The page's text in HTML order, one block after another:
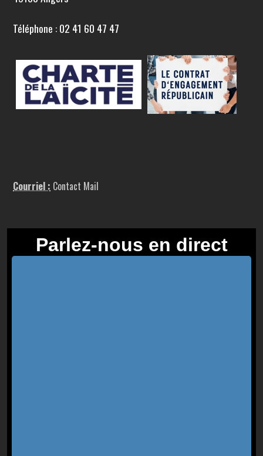
Téléphone : 02 41 60 47 47
Courriel : Contact Mail